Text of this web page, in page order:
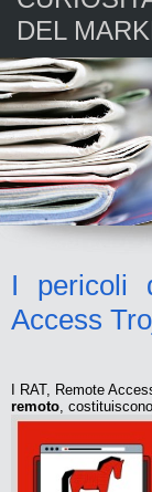
DEL
I pericoli
Access
I RAT, Remote
remoto